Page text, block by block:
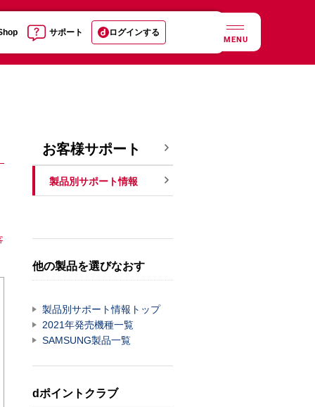
サポート ログインする
MENU
お客様サポート
製品別サポート情報
他の製品を選びなおす
製品別サポート情報トップ
2021年発売機種一覧
SAMSUNG製品一覧
dポイントクラブ